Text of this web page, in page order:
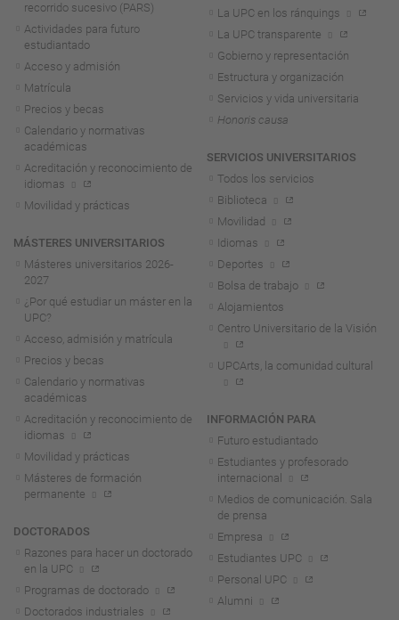
recorrido sucesivo (PARS)
Actividades para futuro
estudiantado
Acceso y admisión
Matrícula
Precios y becas
Calendario y normativas
académicas
Acreditación y reconocimiento de
idiomas
Movilidad y prácticas
MÁSTERES UNIVERSITARIOS
Másteres universitarios 2026-
2027
¿Por qué estudiar un máster en la
UPC?
Acceso, admisión y matrícula
Precios y becas
Calendario y normativas
académicas
Acreditación y reconocimiento de
idiomas
Movilidad y prácticas
Másteres de formación
permanente
DOCTORADOS
Razones para hacer un doctorado
en la UPC
Programas de doctorado
Doctorados industriales
La UPC en los ránquings
La UPC transparente
Gobierno y representación
Estructura y organización
Servicios y vida universitaria
Honoris causa
SERVICIOS UNIVERSITARIOS
Todos los servicios
Biblioteca
Movilidad
Idiomas
Deportes
Bolsa de trabajo
Alojamientos
Centro Universitario de la Visión
UPCArts, la comunidad cultural
INFORMACIÓN PARA
Futuro estudiantado
Estudiantes y profesorado
internacional
Medios de comunicación. Sala
de prensa
Empresa
Estudiantes UPC
Personal UPC
Alumni